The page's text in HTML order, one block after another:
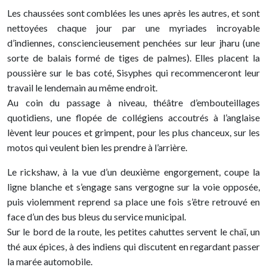
Les chaussées sont comblées les unes après les autres, et sont
nettoyées chaque jour par une myriades incroyable
d’indiennes, consciencieusement penchées sur leur jharu (une
sorte de balais formé de tiges de palmes). Elles placent la
poussière sur le bas coté, Sisyphes qui recommenceront leur
travail le lendemain au même endroit.
Au coin du passage à niveau, théâtre d’embouteillages
quotidiens, une flopée de collégiens accoutrés à l’anglaise
lèvent leur pouces et grimpent, pour les plus chanceux, sur les
motos qui veulent bien les prendre à l’arrière.
Le rickshaw, à la vue d’un deuxième engorgement, coupe la
ligne blanche et s’engage sans vergogne sur la voie opposée,
puis violemment reprend sa place une fois s’être retrouvé en
face d’un des bus bleus du service municipal.
Sur le bord de la route, les petites cahuttes servent le chaï, un
thé aux épices, à des indiens qui discutent en regardant passer
la marée automobile.